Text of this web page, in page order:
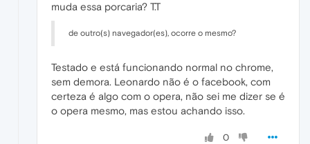
muda essa porcaria? T.T
de outro(s) navegador(es), ocorre o mesmo?
Testado e está funcionando normal no chrome,
sem demora. Leonardo não é o facebook, com
certeza é algo com o opera, não sei me dizer se é
o opera mesmo, mas estou achando isso.
0